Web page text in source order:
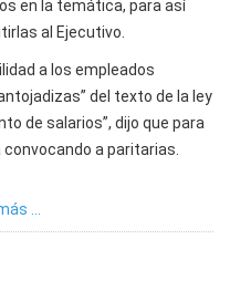
en la temática, para así
al Ejecutivo.
a los empleados
del texto de la ley
de salarios”, dijo que para
a paritarias.
...